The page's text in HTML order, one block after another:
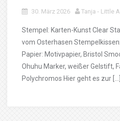
30. März 2026 Tanja - Little
Stempel: Karten-Kunst Clear
vom Osterhasen
Papier: Motivpapier, Bristol
Ohuhu Marker, weißer Gelstift,
Polychromos Hier geht es zur […]